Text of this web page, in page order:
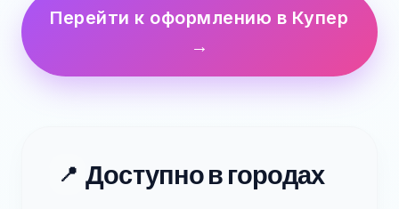
Перейти к оформлению в Купер
→
📍 Доступно в городах